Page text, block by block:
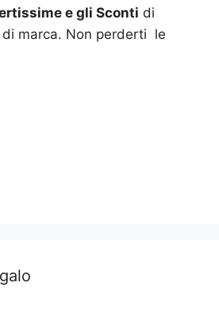
e gli Sconti di
marca. Non perderti le